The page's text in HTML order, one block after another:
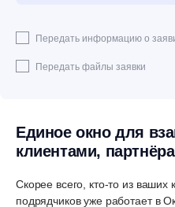
Передать информацию о
Передать файлы заявки
Единое окно для
клиентами,
Скорее всего, кто-то из ваших
подрядчиков уже работает в